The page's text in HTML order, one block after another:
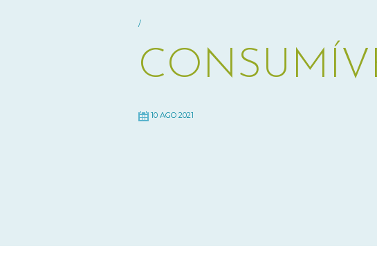
/
10 AGO 2021